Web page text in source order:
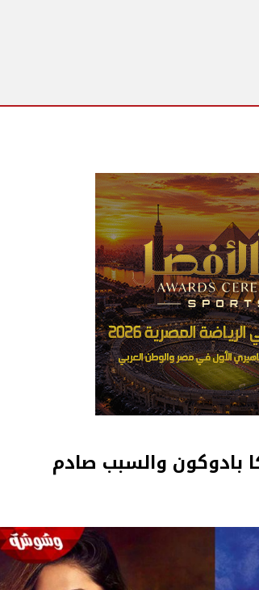
بادوكون والسبب صادم